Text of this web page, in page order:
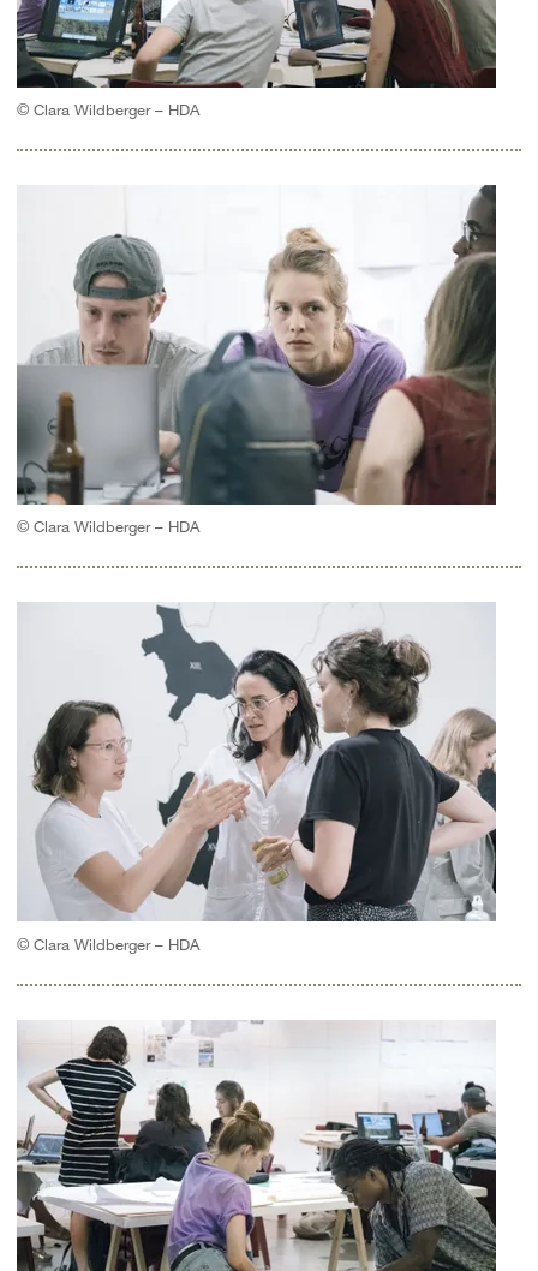
© Clara Wildberger – HDA
© Clara Wildberger – HDA
© Clara Wildberger – HDA